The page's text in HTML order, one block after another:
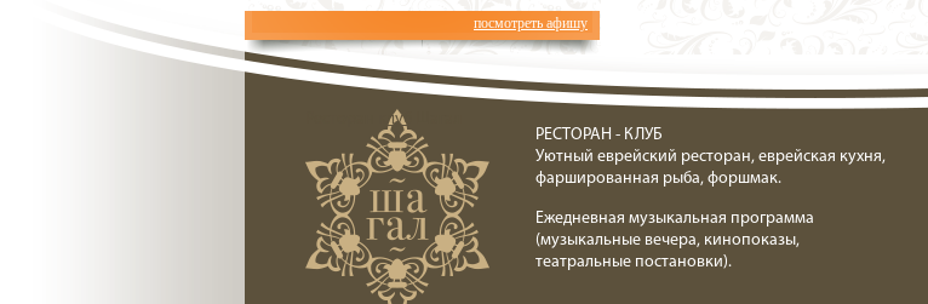
посмотреть афишу
Ресторан клуб Шагал
РЕСТОРАН - КЛУБ
Уютный еврейский ресторан, еврейская кухня,
фаршированная рыба, форшмак.
Ежедневная музыкальная программа
(музыкальные вечера, кинопоказы,
театральные постановки).